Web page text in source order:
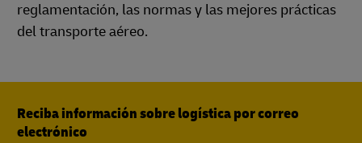
reglamentación, las normas y las mejores prácticas
del transporte aéreo.
Reciba información sobre logística por correo
electrónico